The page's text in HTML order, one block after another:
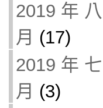
2019 年 八
月 (17)
2019 年 七
月 (3)